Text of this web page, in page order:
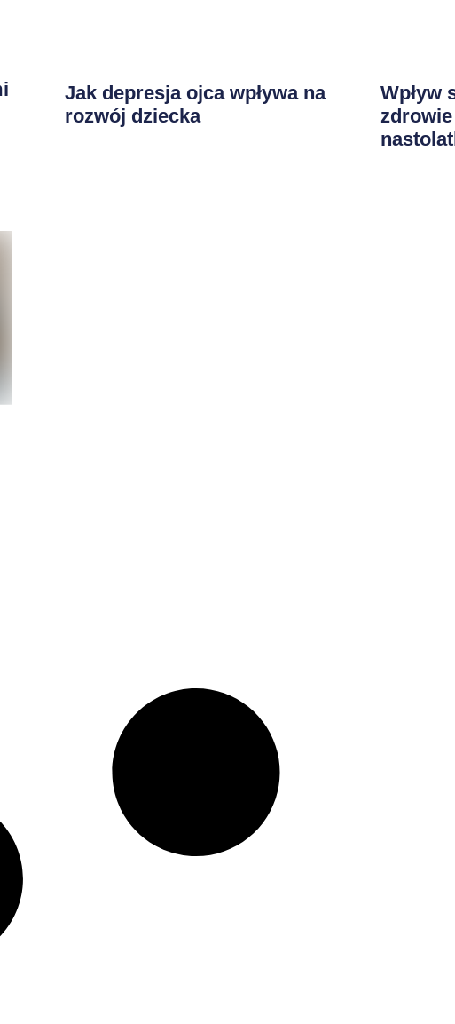
Jak depresja ojca wpływa na
rozwój dziecka
Wpływ